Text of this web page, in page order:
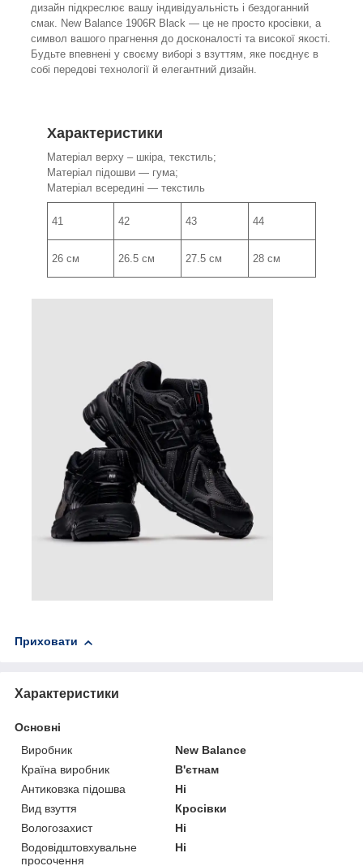
дизайн підкреслює вашу індивідуальність і бездоганний
смак. New Balance 1906R Black — це не просто кросівки, а
символ вашого прагнення до досконалості та високої якості.
Будьте впевнені у своєму виборі з взуттям, яке поєднує в
собі передові технології й елегантний дизайн.
Характеристики
Матеріал верху – шкіра, текстиль;
Матеріал підошви — гума;
Матеріал всередині — текстиль
41 42 43 44
26 см 26.5 см 27.5 см 28 см
Приховати
Характеристики
Основні
Виробник
New Balance
Країна виробник
В'єтнам
Антиковзка підошва
Ні
Вид взуття
Кросівки
Вологозахист
Ні
Водовідштовхувальне
просочення
Ні